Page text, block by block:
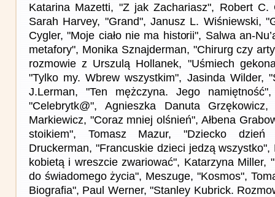
Katarina Mazetti, "Z jak Zachariasz", Robert C.
Sarah Harvey, "Grand", Janusz L. Wiśniewski,
Cygler, "Moje ciało nie ma historii", Salwa an-
metafory", Monika Sznajderman, "Chirurg czy
rozmowie z Urszulą Hollanek, "Uśmiech
"Tylko my. Wbrew wszystkim", Jasinda Wilder,
J.Lerman, "Ten mężczyna. Jego
"Celebrytk@", Agnieszka Danuta
Markiewicz, "Coraz mniej olśnień", Ałbena
stoikiem", Tomasz Mazur, "Dziecko
Druckerman, "Francuskie dzieci jedzą
kobietą i wreszcie zwariować", Katarzyna Miller,
do świadomego życia", Meszuge, "Kosmos",
Biografia", Paul Werner, "Stanley Kubrick.